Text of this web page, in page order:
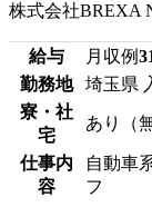
株式会社BREXA
給与 月収例
勤務地
埼玉県
寮・社
宅
あり（
仕事内
容
自動車
フ